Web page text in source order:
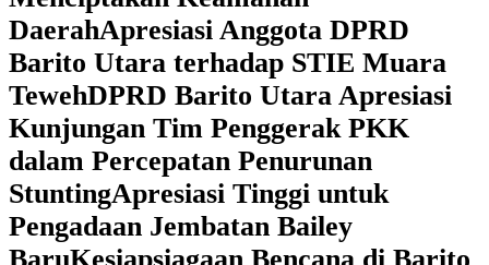
DaerahApresiasi Anggota DPRD
Barito Utara terhadap STIE Muara
TewehDPRD Barito Utara Apresiasi
Kunjungan Tim Penggerak PKK
dalam Percepatan Penurunan
StuntingApresiasi Tinggi untuk
Pengadaan Jembatan Bailey